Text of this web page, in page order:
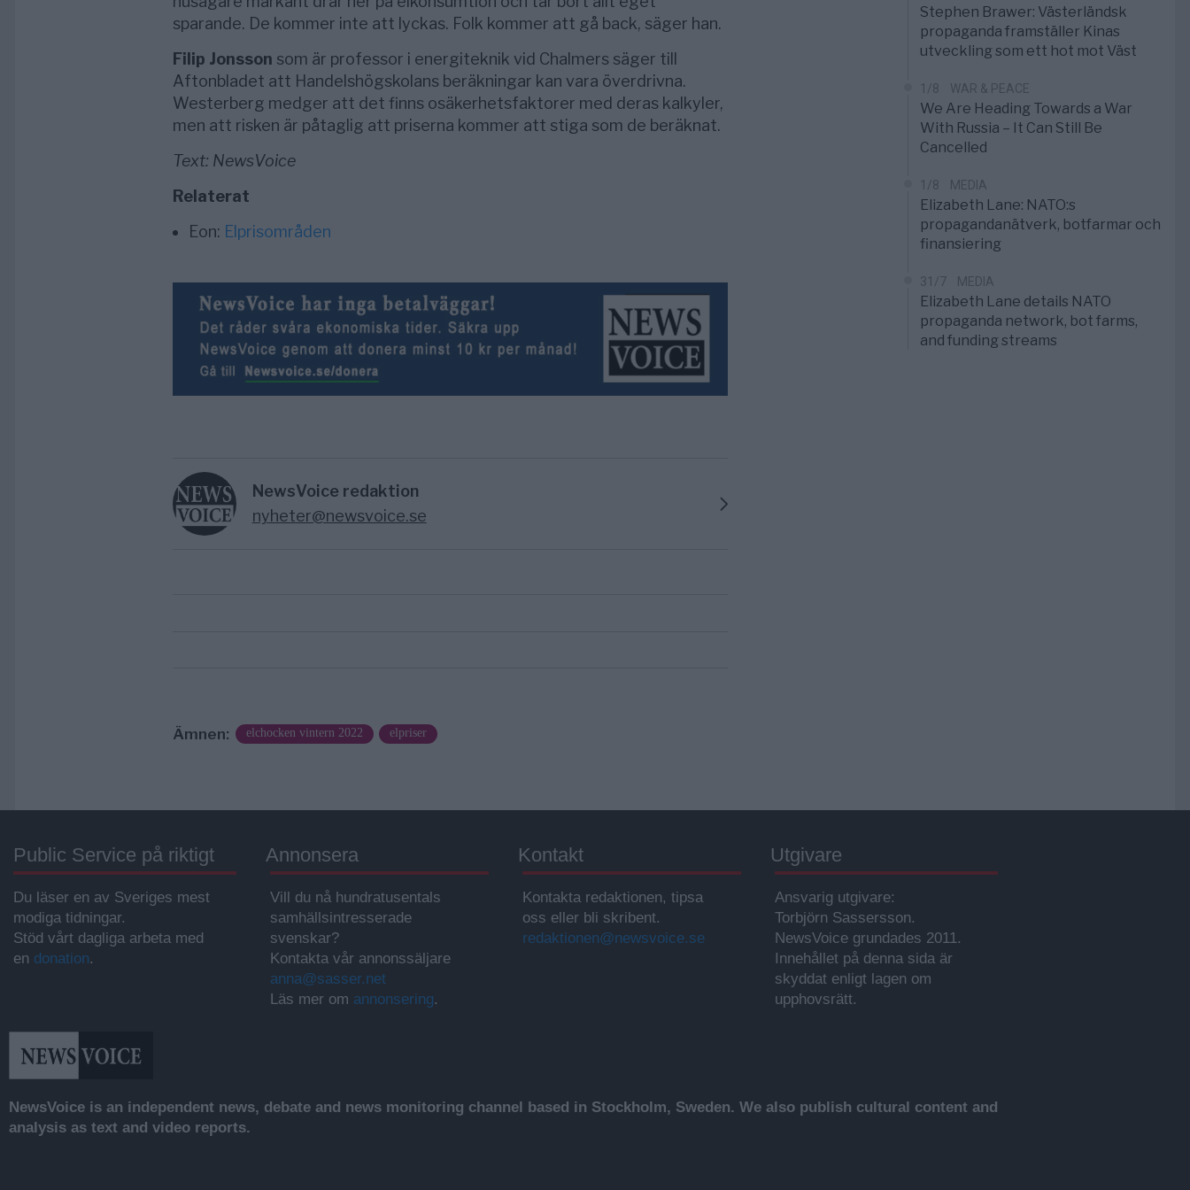
sparande. De kommer inte att lyckas. Folk kommer att gå back, säger han.
Filip Jonsson som är professor i energiteknik vid Chalmers säger till
Aftonbladet att Handelshögskolans beräkningar kan vara överdrivna.
Westerberg medger att det finns osäkerhetsfaktorer med deras kalkyler,
men att risken är påtaglig att priserna kommer att stiga som de beräknat.
Text: NewsVoice
Relaterat
Eon: Elprisområden
NewsVoice redaktion
nyheter@newsvoice.se
Ämnen: elchocken vintern 2022 elpriser
Stephen Brawer: Västerländsk
propaganda framställer Kinas
utveckling som ett hot mot Väst
1/8 WAR & PEACE
We Are Heading Towards a War
With Russia – It Can Still Be
Cancelled
1/8 MEDIA
Elizabeth Lane: NATO:s
propagandanätverk, botfarmar och
finansiering
31/7 MEDIA
Elizabeth Lane details NATO
propaganda network, bot farms,
and funding streams
Public Service på riktigt
Du läser en av Sveriges mest
modiga tidningar.
Stöd vårt dagliga arbeta med
en donation.
Annonsera
Vill du nå hundratusentals
samhällsintresserade
svenskar?
Kontakta vår annonssäljare
anna@sasser.net
Läs mer om annonsering.
Kontakt
Kontakta redaktionen, tipsa
oss eller bli skribent.
redaktionen@newsvoice.se
Utgivare
Ansvarig utgivare:
Torbjörn Sassersson.
NewsVoice grundades 2011.
Innehållet på denna sida är
skyddat enligt lagen om
upphovsrätt.
NewsVoice is an independent news, debate and news monitoring channel based in Stockholm, Sweden. We also publish cultural content and
analysis as text and video reports.